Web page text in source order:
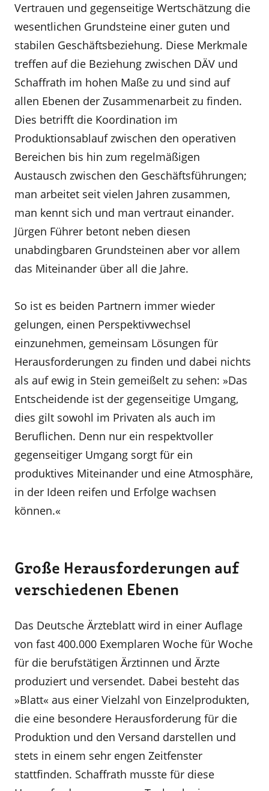
Vertrauen und gegenseitige Wertschätzung die
wesentlichen Grundsteine einer guten und
stabilen Geschäftsbe­ziehung. Diese Merkmale
treffen auf die Beziehung zwischen DÄV und
Schaffrath im hohen Maße zu und sind auf
allen Ebenen der Zusammenarbeit zu finden.
Dies betrifft die Koordination im
Produktionsablauf zwischen den operativen
Bereichen bis hin zum regel­mäßigen
Austausch zwischen den Geschäftsführun­gen;
man arbeitet seit vielen Jahren zusammen,
man kennt sich und man vertraut einander.
Jürgen Führer betont neben diesen
unabdingbaren Grundsteinen aber vor allem
das Miteinander über all die Jahre.
So ist es beiden Partnern immer wieder
gelungen, einen Perspektivwechsel
einzunehmen, gemeinsam Lösun­gen für
Herausforderungen zu finden und dabei nichts
als auf ewig in Stein gemeißelt zu sehen: »Das
Entschei­dende ist der gegenseitige Umgang,
dies gilt sowohl im Privaten als auch im
Beruflichen. Denn nur ein respekt­voller
gegenseitiger Umgang sorgt für ein
produktives Miteinander und eine Atmosphäre,
in der Ideen reifen und Erfolge wachsen
können.«
Große Herausforderungen auf
verschiedenen Ebenen
Das Deutsche Ärzteblatt wird in einer Auflage
von fast 400.000 Exemplaren Woche für Woche
für die berufs­tätigen Ärztinnen und Ärzte
produziert und versen­det. Dabei besteht das
»Blatt« aus einer Vielzahl von Einzelprodukten,
die eine besondere Herausforde­rung für die
Produktion und den Versand darstellen und
stets in einem sehr engen Zeitfenster
stattfinden. Schaffrath musste für diese